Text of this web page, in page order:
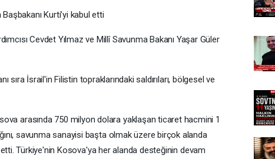
Kurti’yi kabul etti
Cevdet Yılmaz ve Millî Savunma Bakanı Yaşar Güler
İsrail'in Filistin topraklarındaki saldırıları, bölgesel ve
arasında 750 milyon dolara yaklaşan ticaret hacmini 1
savunma sanayisi başta olmak üzere birçok alanda
Türkiye'nin Kosova'ya her alanda desteğinin devam